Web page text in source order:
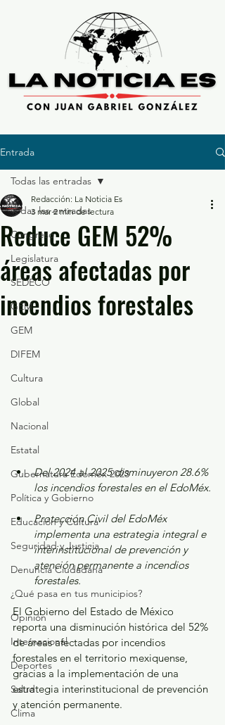
Entrada
Todas las entradas
Congreso
Legislatura
SEDECO
GEM
GEM
DIFEM
Cultura
Global
Nacional
Estatal
Gubernatura Edoméx 2023
Política y Gobierno
Educación y Cultura
Seguridad y Justicia
Denuncia Ciudadana
¿Qué pasa en tus municipios?
Opinión
Internacional
Deportes
Salud
Clima
Todas las entradas
Reduce GEM 52%
áreas afectadas por
incendios forestales
Redacción: La Noticia Es
3 mar 2 min de lectura
Del 2024 al 2025 disminuyeron 28.6%
los incendios forestales en el EdoMéx.
Protección Civil del EdoMéx
implementa una estrategia integral e
interinstitucional de prevención y
atención permanente a incendios
forestales.
El Gobierno del Estado de México
reporta una disminución histórica del 52%
de áreas afectadas por incendios
forestales en el territorio mexiquense,
gracias a la implementación de una
estrategia interinstitucional de prevención
y atención permanente.